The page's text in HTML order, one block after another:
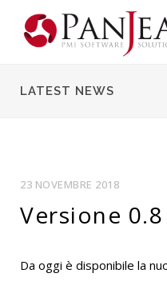
LATEST NEWS
23 NOVEMBRE 2018
Versione 0.8
Da oggi è disponibile la